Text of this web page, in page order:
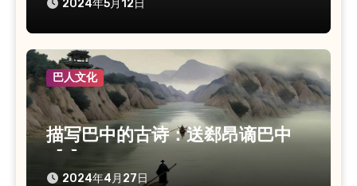
2024年5月12日
巴人文化
描写巴中的古诗：送郄昂谪巴中
2024年4月27日